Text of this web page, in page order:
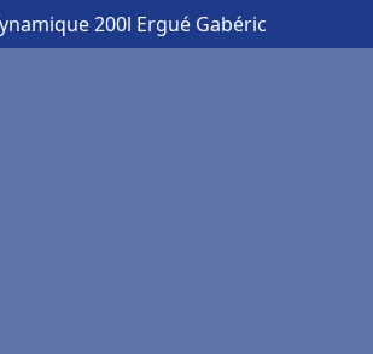
200l Ergué Gabéric